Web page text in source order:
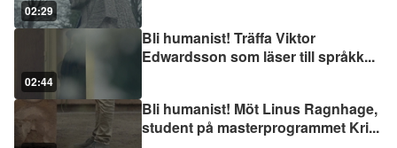
02:29
02:44
Bli humanist! Träffa Viktor
Edwardsson som läser till språkk...
Bli humanist! Möt Linus Ragnhage,
student på masterprogrammet Kri...